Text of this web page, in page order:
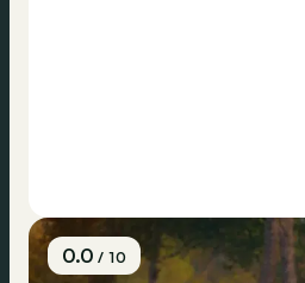
0.0/ 10